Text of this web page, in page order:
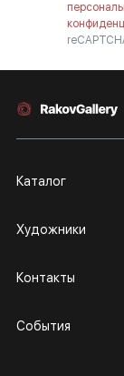
Каталог
Художники
Контакты
События